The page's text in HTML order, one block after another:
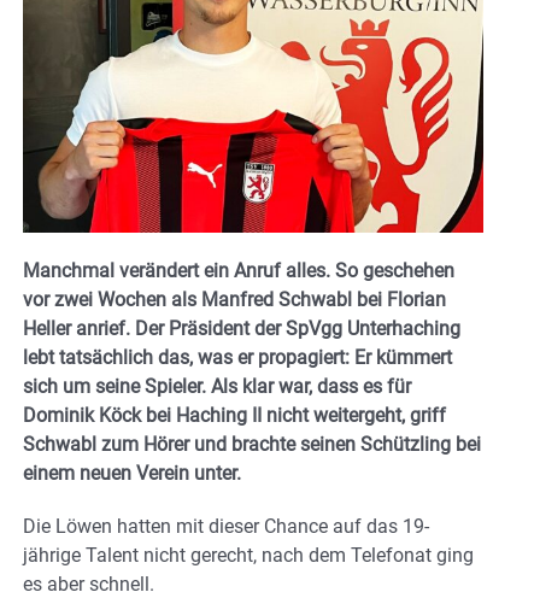
Manchmal verändert ein Anruf alles. So geschehen
vor zwei Wochen als Manfred Schwabl bei Florian
Heller anrief. Der Präsident der SpVgg Unterhaching
lebt tatsächlich das, was er propagiert: Er kümmert
sich um seine Spieler. Als klar war, dass es für
Dominik Köck bei Haching II nicht weitergeht, griff
Schwabl zum Hörer und brachte seinen Schützling bei
einem neuen Verein unter.
Die Löwen hatten mit dieser Chance auf das 19-
jährige Talent nicht gerecht, nach dem Telefonat ging
es aber schnell.